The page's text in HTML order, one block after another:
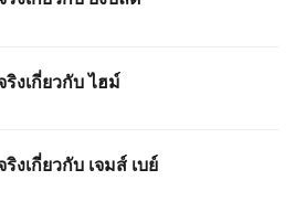
ริงเกี่ยวกับ ไฮม์
งเกี่ยวกับ เจมส์ เบย์